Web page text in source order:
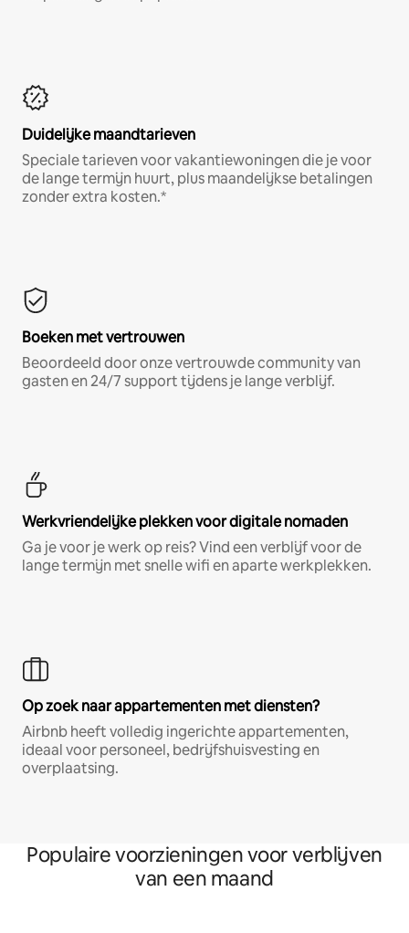
Duidelijke maandtarieven
Speciale tarieven voor vakantiewoningen die je voor
de lange termijn huurt, plus maandelijkse betalingen
zonder extra kosten.*
Boeken met vertrouwen
Beoordeeld door onze vertrouwde community van
gasten en 24/7 support tijdens je lange verblijf.
Werkvriendelijke plekken voor digitale nomaden
Ga je voor je werk op reis? Vind een verblijf voor de
lange termijn met snelle wifi en aparte werkplekken.
Op zoek naar appartementen met diensten?
Airbnb heeft volledig ingerichte appartementen,
ideaal voor personeel, bedrijfshuisvesting en
overplaatsing.
Populaire voorzieningen voor verblijven
van een maand